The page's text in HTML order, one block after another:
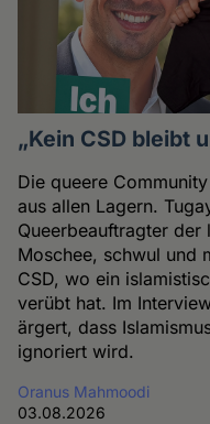
„Kein CSD bleibt
Die queere
aus allen Lagern.
Queerbeauftragter der
Moschee, schwul und
CSD, wo ein
verübt hat. Im
ärgert, dass
ignoriert wird.
Oranus Mahmoodi
03.08.2026